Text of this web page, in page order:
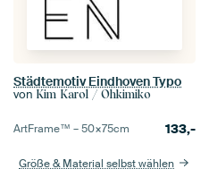
Städtemotiv Eindhoven Typo
von Kim Karol / Ohkimiko
ArtFrame™ –50×75cm 133,-
Größe & Material selbst wählen